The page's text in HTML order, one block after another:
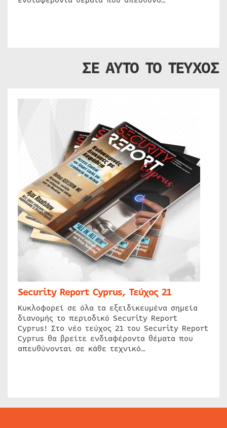
ΣΕ ΑΥΤΟ ΤΟ ΤΕΥΧΟΣ
Security Report Cyprus, Τεύχος 21
Κυκλοφορεί σε όλα τα εξειδικευμένα σημεία
διανομής το περιοδικό Security Report
Cyprus! Στο νέο τεύχος 21 του Security Report
Cyprus θα βρείτε ενδιαφέροντα θέματα που
απευθύνονται σε κάθε τεχνικό…